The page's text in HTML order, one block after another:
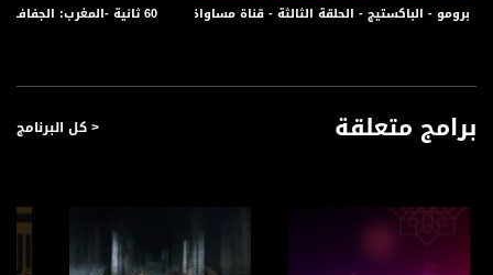
60 ثانية -المغرب: الجفاف يهدد واحات النخيل ويسبب في زيادة معدل الهجرة من منطقة جنوب البلاد،17.02
برومو - الباكستيج - الحلقة الثالثة - قناة مساواة الفضائية
برامج متعلقة < كل البرنامج